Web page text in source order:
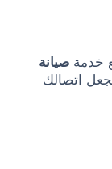
خدمة صيانة
اتصالك